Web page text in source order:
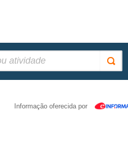
Informação oferecida por